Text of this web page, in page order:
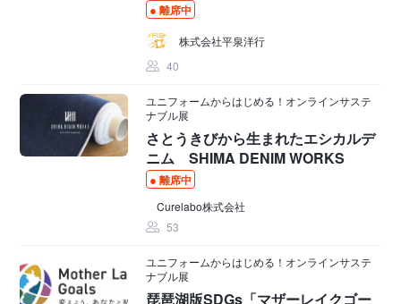
離席中
株式会社平泉洋行
40
ユニフォームからはじめる！オンラインサステ
ナブル展
さとうきびから生まれたエシカルデ
ニム SHIMA DENIM WORKS
離席中
Curelabo株式会社
53
ユニフォームからはじめる！オンラインサステ
ナブル展
琵琶湖版SDGs「マザーレイクゴー